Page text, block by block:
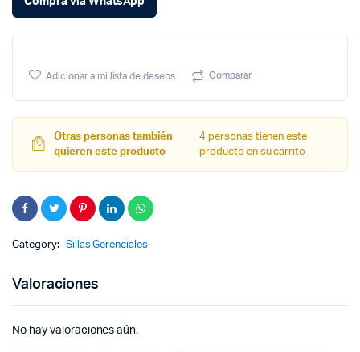
$
$
Adicionar a mi lista de deseos Comparar
Otras personas también
quieren este producto
4 personas tienen este
producto en su carrito
Category: Sillas Gerenciales
Valoraciones
No hay valoraciones aún.